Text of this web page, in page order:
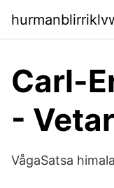
Carl-
-
VågaSatsa